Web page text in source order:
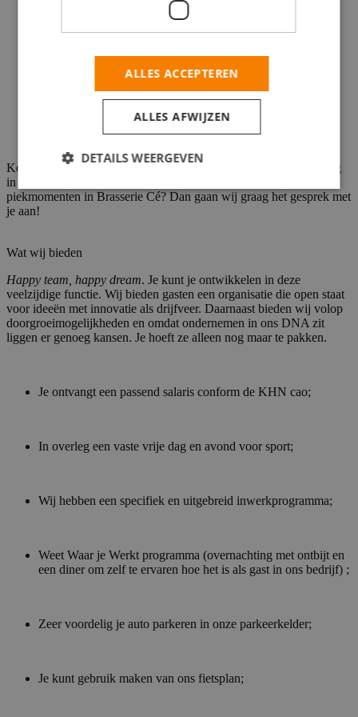
Je bent flexibel met betrekking tot werkdagen en uren, dus
ook beschikbaar op zon- en feestdagen.
Kortom, ben jij een enthousiaste gastheer/gastvrouw die ook graag
in de weekenden werkzaam is en goed kan schakelen bij
piekmomenten in Brasserie Cé? Dan gaan wij graag het gesprek met
je aan!
Wat wij bieden
Happy team, happy dream. Je kunt je ontwikkelen in deze
veelzijdige functie. Wij bieden gasten een organisatie die open staat
voor ideeën met innovatie als drijfveer. Daarnaast bieden wij volop
doorgroeimogelijkheden en omdat ondernemen in ons DNA zit
liggen er genoeg kansen. Je hoeft ze alleen nog maar te pakken.
Je ontvangt een passend salaris conform de KHN cao;
In overleg een vaste vrije dag en avond voor sport;
Wij hebben een specifiek en uitgebreid inwerkprogramma;
Weet Waar je Werkt programma (overnachting met ontbijt en
een diner om zelf te ervaren hoe het is als gast in ons bedrijf) ;
Zeer voordelig je auto parkeren in onze parkeerkelder;
Je kunt gebruik maken van ons fietsplan;
ALLES ACCEPTEREN
ALLES AFWIJZEN
DETAILS WEERGEVEN